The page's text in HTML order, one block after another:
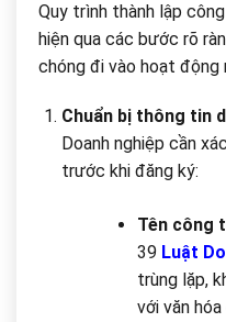
Quy trình thành lập
hiện qua các bước rõ
chóng đi vào hoạt động
Chuẩn bị thông tin
Doanh nghiệp cần
trước khi đăng ký:
Tên công
39 Luật
trùng lặp,
với văn